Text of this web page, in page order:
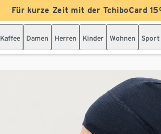
Für kurze Zeit mit der TchiboCard
Kaffee Damen Herren Kinder Wohnen Sport